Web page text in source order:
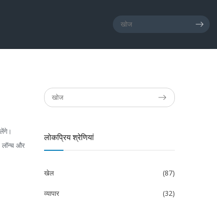
लॉन्च और
लोकप्रिय श्रेणियां
खेल (87)
व्यापार (32)